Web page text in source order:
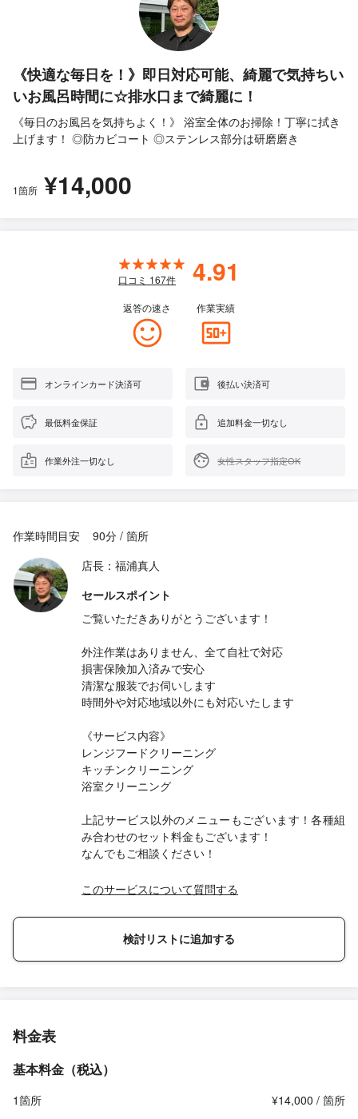
《快適な毎日を！》即日対応可能、綺麗で気持ちい
いお風呂時間に☆排水口まで綺麗に！
《毎日のお風呂を気持ちよく！》 浴室全体のお掃除！丁寧に拭き
上げます！ ◎防カビコート ◎ステンレス部分は研磨磨き
1箇所 ¥14,000
口コミ 167件 4.91
返答の速さ 作業実績
オンラインカード決済可 後払い決済可
最低料金保証 追加料金一切なし
作業外注一切なし 女性スタッフ指定OK
作業時間目安
90分 / 箇所
店長：福浦真人
セールスポイント
ご覧いただきありがとうございます！
外注作業はありません、全て自社で対応
損害保険加入済みで安心
清潔な服装でお伺いします
時間外や対応地域以外にも対応いたします
《サービス内容》
レンジフードクリーニング
キッチンクリーニング
浴室クリーニング
上記サービス以外のメニューもございます！各種組
み合わせのセット料金もございます！
なんでもご相談ください！
このサービスについて質問する
検討リストに追加する
料金表
基本料金（税込）
1箇所
¥14,000 / 箇所